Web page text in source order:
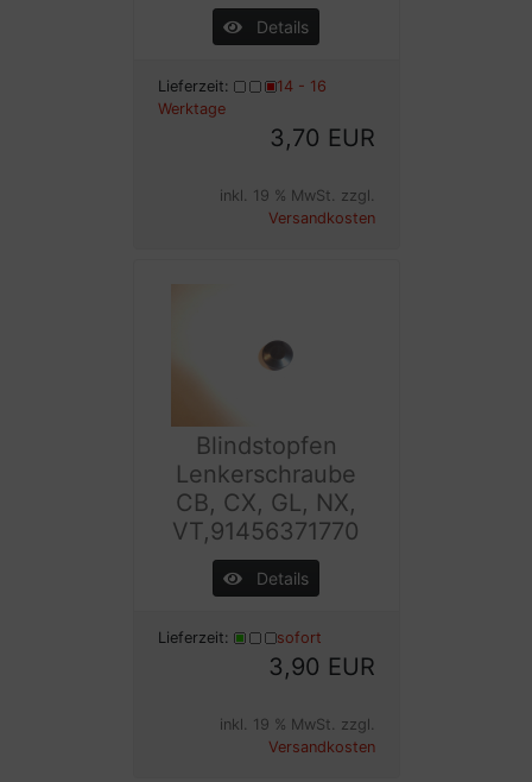
Details
Lieferzeit:
14 - 16
Werktage
3,70 EUR
inkl. 19 % MwSt. zzgl.
Versandkosten
Blindstopfen
Lenkerschraube
CB, CX, GL, NX,
VT,91456371770
Details
Lieferzeit: sofort
3,90 EUR
inkl. 19 % MwSt. zzgl.
Versandkosten